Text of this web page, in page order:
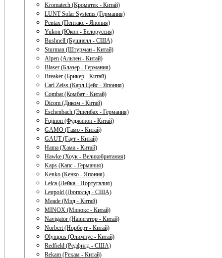
Kromatech (Кроматек - Китай)
LUNT Solar Systems (Германия)
Pentax (Пентакс - Япония)
Yukon (Юкон - Белоруссия)
Bushnell (Бушнелл - США)
Sturman (Штурман - Китай)
Alpen (Альпен - Китай)
Blaser (Блазер - Германия)
Breaker (Брикер - Китай)
Carl Zeiss (Карл Цейс - Япония)
Combat (Комбат - Китай)
Dicom (Диком - Китай)
Eschenbach (Эшенбах - Германия)
Fujinon (Фуджинон - Китай)
GAMO (Гамо - Китай)
GAUT (Гаут - Китай)
Hama (Хама - Китай)
Hawke (Хоук - Великобритания)
Kaps (Капс - Германия)
Kenko (Кенко - Япония)
Leica (Лейка - Португалия)
Leupold (Люпольд - США)
Meade (Мид - Китай)
MINOX (Минокс - Китай)
Navigator (Навигатор - Китай)
Norbert (Норберт - Китай)
Olympus (Олимпус - Китай)
Redfield (Редфилд - США)
Rekam (Рекам - Китай)